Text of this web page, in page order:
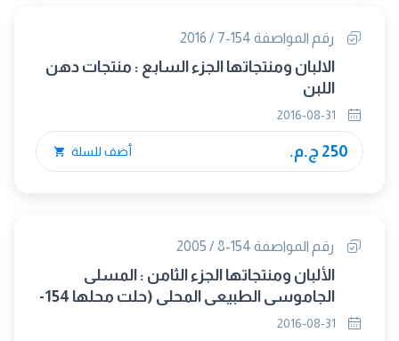
رقم المواصفة 154-7 / 2016
الالبان ومنتجاتها الجزء السابع : منتجات دهن
اللبن
250 ج.م. أضف للسلة
رقم المواصفة 154-8 / 2005
الألبان ومنتجاتها الجزء الثامن : المسلى
الجاموسى الطبيعى المحلى (حلت محلها 154-
7/2016)